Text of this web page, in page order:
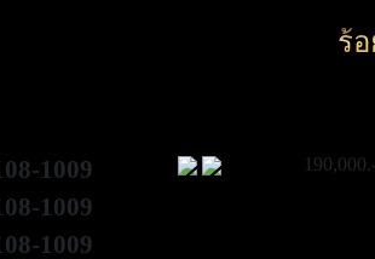
ร้
1009
1009
1009